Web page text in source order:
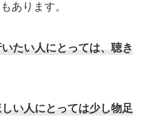
あります。
たい人にとっては、聴き
い人にとっては少し物足